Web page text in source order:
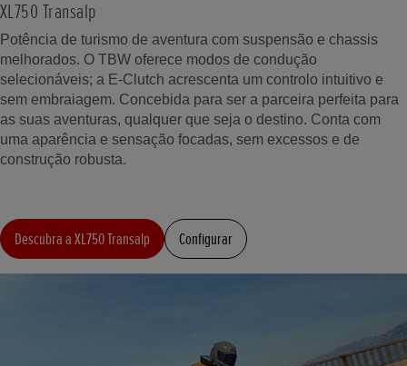
XL750 Transalp
Potência de turismo de aventura com suspensão e chassis
melhorados. O TBW oferece modos de condução
selecionáveis; a E-Clutch acrescenta um controlo intuitivo e
sem embraiagem. Concebida para ser a parceira perfeita para
as suas aventuras, qualquer que seja o destino. Conta com
uma aparência e sensação focadas, sem excessos e de
construção robusta.
Descubra a XL750 Transalp Configurar